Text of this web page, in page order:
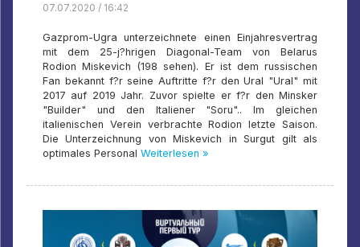
07.07.2020 / 16:42
Gazprom-Ugra unterzeichnete einen Einjahresvertrag
mit dem 25-j?hrigen Diagonal-Team von Belarus
Rodion Miskevich (198 sehen). Er ist dem russischen
Fan bekannt f?r seine Auftritte f?r den Ural "Ural" mit
2017 auf 2019 Jahr. Zuvor spielte er f?r den Minsker
"Builder" und den Italiener "Soru".. Im gleichen
italienischen Verein verbrachte Rodion letzte Saison.
Die Unterzeichnung von Miskevich in Surgut gilt als
optimales Personal Weiterlesen »